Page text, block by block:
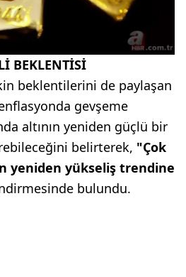
BEKLENTİSİ
beklentilerini de paylaşan
gevşeme
altının yeniden güçlü bir
belirterek, "Çok
yeniden yükseliş trendine
bulundu.